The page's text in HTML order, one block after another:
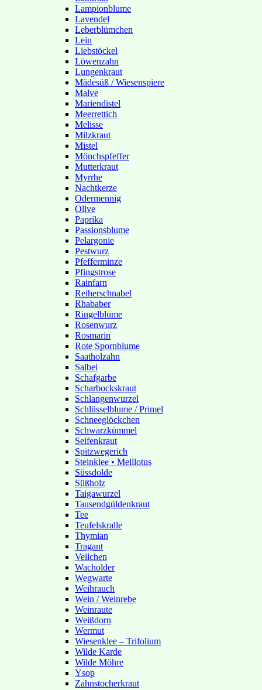
Lampionblume
Lavendel
Leberblümchen
Lein
Liebstöckel
Löwenzahn
Lungenkraut
Mädesüß / Wiesenspiere
Malve
Mariendistel
Meerrettich
Melisse
Milzkraut
Mistel
Mönchspfeffer
Mutterkraut
Myrrhe
Nachtkerze
Odermennig
Olive
Paprika
Passionsblume
Pelargonie
Pestwurz
Pfefferminze
Pfingstrose
Rainfarn
Reiherschnabel
Rhababer
Ringelblume
Rosenwurz
Rosmarin
Rote Spornblume
Saatholzahn
Salbei
Schafgarbe
Scharbockskraut
Schlangenwurzel
Schlüsselblume / Primel
Schneeglöckchen
Schwarzkümmel
Seifenkraut
Spitzwegerich
Steinklee • Melilotus
Süssdolde
Süßholz
Taigawurzel
Tausendgüldenkraut
Tee
Teufelskralle
Thymian
Tragant
Veilchen
Wacholder
Wegwarte
Weihrauch
Wein / Weinrebe
Weinraute
Weißdorn
Wermut
Wiesenklee – Trifolium
Wilde Karde
Wilde Möhre
Ysop
Zahnstocherkraut